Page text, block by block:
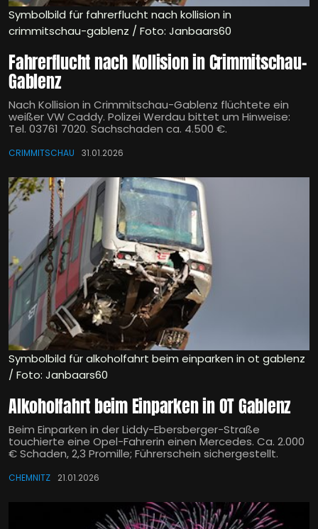
Symbolbild für fahrerflucht nach kollision in
crimmitschau-gablenz / Foto: Janbaars60
Fahrerflucht nach Kollision in Crimmitschau-
Gablenz
Nach Kollision in Crimmitschau-Gablenz flüchtete ein
weißer VW Caddy. Polizei Werdau bittet um Hinweise:
Tel. 03761 7020. Sachschaden ca. 4.500 €.
CRIMMITSCHAU 31.01.2026
Symbolbild für alkoholfahrt beim einparken in ot gablenz
/ Foto: Janbaars60
Alkoholfahrt beim Einparken in OT Gablenz
Beim Einparken in der Liddy-Ebersberger-Straße
touchierte eine Opel-Fahrerin einen Mercedes. Ca. 2.000
€ Schaden, 2,3 Promille; Führerschein sichergestellt.
CHEMNITZ 21.01.2026